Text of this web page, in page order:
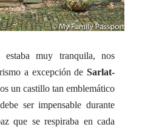
muy tranquila, nos
a excepción de Sarlat-
un castillo tan emblemático
debe ser impensable durante
que se respiraba en cada